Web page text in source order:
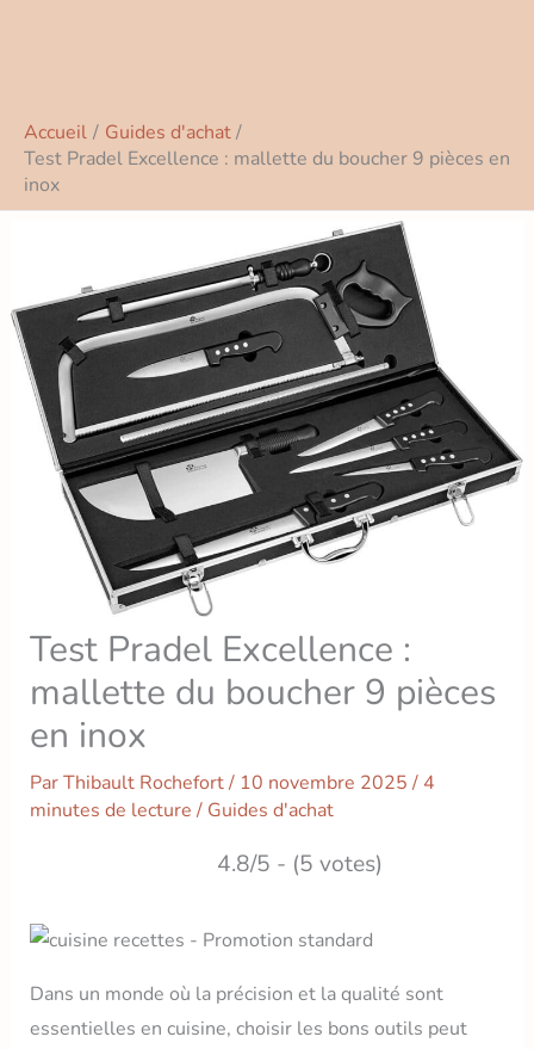
Accueil
Guides d'achat
Test Pradel Excellence : mallette du boucher 9 pièces en
inox
Test Pradel Excellence :
mallette du boucher 9 pièces
en inox
ParThibault Rochefort/ 10 novembre 2025 / 4
minutes de lecture / Guides d'achat
4.8/5 - (5 votes)
Dans un monde où la précision et la qualité sont
essentielles en cuisine, choisir les bons outils peut